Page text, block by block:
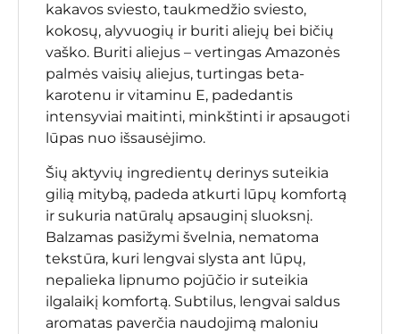
kakavos sviesto, taukmedžio sviesto,
kokosų, alyvuogių ir buriti aliejų bei bičių
vaško. Buriti aliejus – vertingas Amazonės
palmės vaisių aliejus, turtingas beta-
karotenu ir vitaminu E, padedantis
intensyviai maitinti, minkštinti ir apsaugoti
lūpas nuo išsausėjimo.
Šių aktyvių ingredientų derinys suteikia
gilią mitybą, padeda atkurti lūpų komfortą
ir sukuria natūralų apsauginį sluoksnį.
Balzamas pasižymi švelnia, nematoma
tekstūra, kuri lengvai slysta ant lūpų,
nepalieka lipnumo pojūčio ir suteikia
ilgalaikį komfortą. Subtilus, lengvai saldus
aromatas paverčia naudojimą maloniu